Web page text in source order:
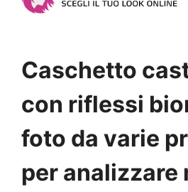
Caschetto
con riflessi
foto da varie
per analizzare